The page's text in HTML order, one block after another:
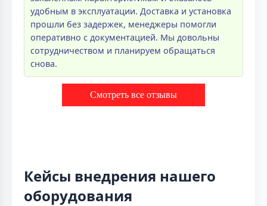
удобным в эксплуатации. Доставка и установка
прошли без задержек, менеджеры помогли
оперативно с документацией. Мы довольны
сотрудничеством и планируем обращаться
снова.
Смотреть все отзывы
Кейсы внедрения нашего
оборудования